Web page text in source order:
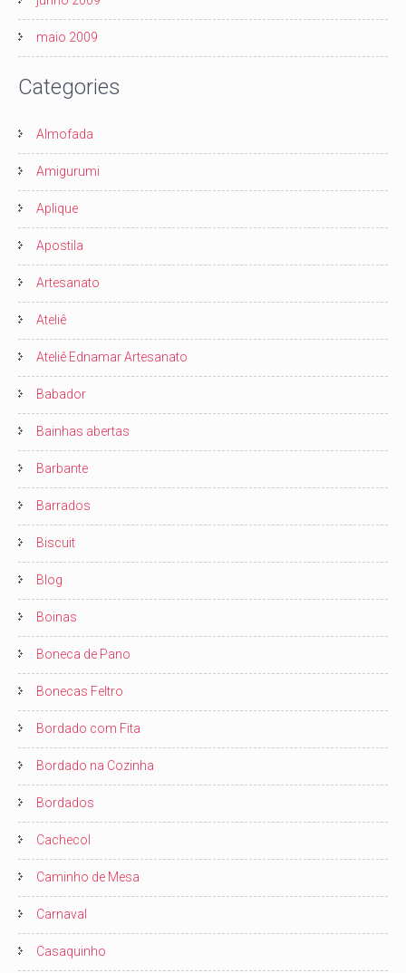
maio 2009
Categories
Almofada
Amigurumi
Aplique
Apostila
Artesanato
Ateliê
Ateliê Ednamar Artesanato
Babador
Bainhas abertas
Barbante
Barrados
Biscuit
Blog
Boinas
Boneca de Pano
Bonecas Feltro
Bordado com Fita
Bordado na Cozinha
Bordados
Cachecol
Caminho de Mesa
Carnaval
Casaquinho